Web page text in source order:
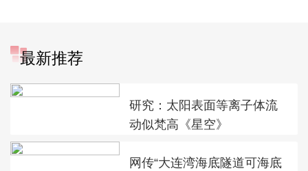
最新推荐
研究：太阳表面等离子体流
动似梵高《星空》
网传“大连湾海底隧道可海底